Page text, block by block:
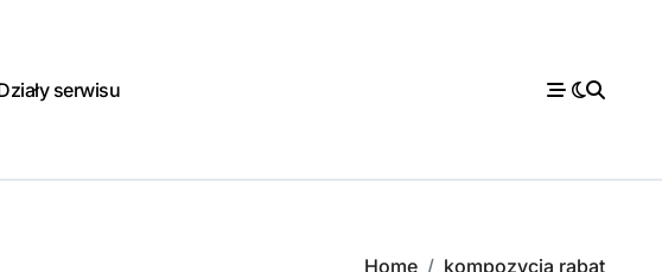
serwisu
Home kompozycja rabat